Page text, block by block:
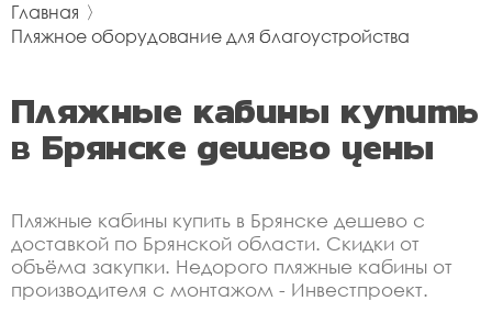
Главная 〉
Пляжное оборудование для благоустройства
Пляжные кабины купить
в Брянске дешево цены
Пляжные кабины купить в Брянске дешево с
доставкой по Брянской области. Скидки от
объёма закупки. Недорого пляжные кабины от
производителя с монтажом - Инвестпроект.